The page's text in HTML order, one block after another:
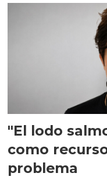
"El lodo
como
problema